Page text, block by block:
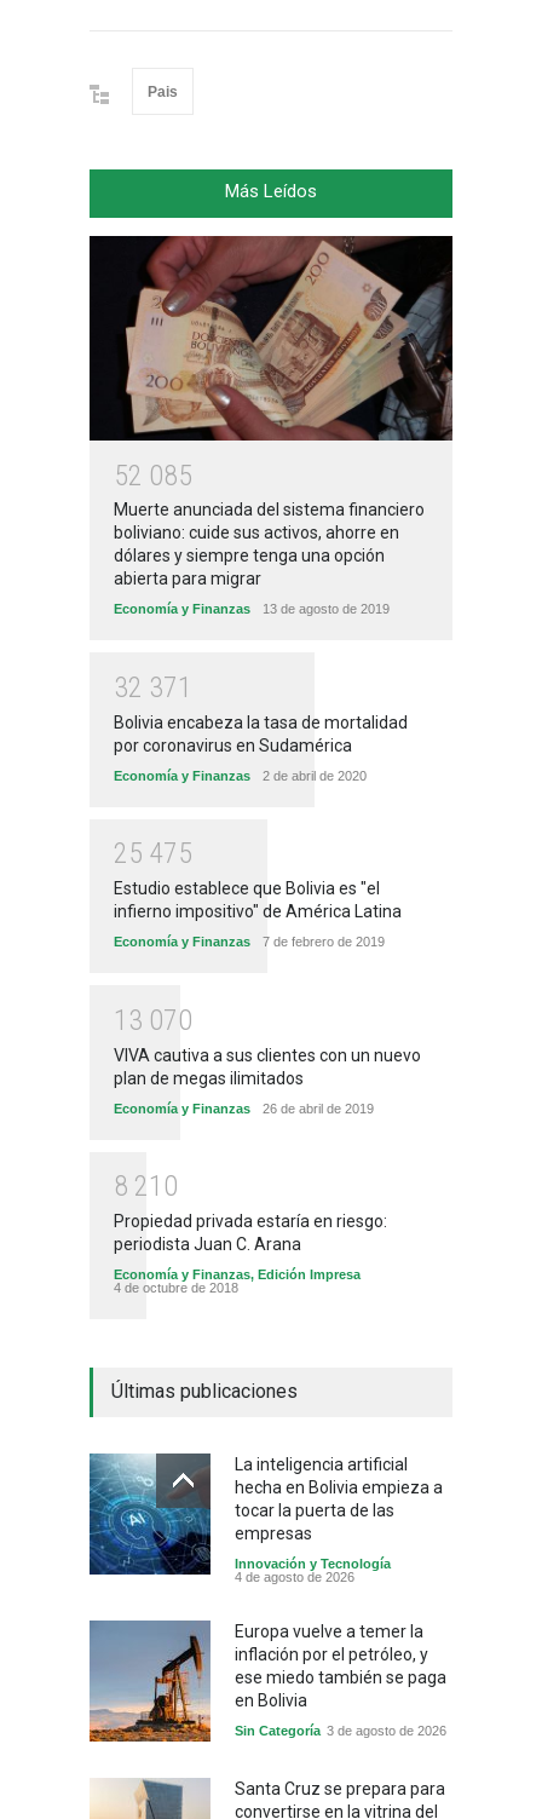
Pais
Más Leídos
52 085
Muerte anunciada del sistema financiero
boliviano: cuide sus activos, ahorre en
dólares y siempre tenga una opción
abierta para migrar
Economía y Finanzas 13 de agosto de 2019
32 371
Bolivia encabeza la tasa de mortalidad
por coronavirus en Sudamérica
Economía y Finanzas 2 de abril de 2020
25 475
Estudio establece que Bolivia es "el
infierno impositivo" de América Latina
Economía y Finanzas 7 de febrero de 2019
1 3 070
VIVA cautiva a sus clientes con un nuevo
plan de megas ilimitados
Economía y Finanzas 26 de abril de 2019
8 21 0
Propiedad privada estaría en riesgo:
periodista Juan C. Arana
Economía y Finanzas, Edición Impresa
4 de octubre de 2018
Últimas publicaciones
La inteligencia artificial
hecha en Bolivia empieza a
tocar la puerta de las
empresas
Innovación y Tecnología
4 de agosto de 2026
Europa vuelve a temer la
inflación por el petróleo, y
ese miedo también se paga
en Bolivia
Sin Categoría 3 de agosto de 2026
Santa Cruz se prepara para
convertirse en la vitrina del